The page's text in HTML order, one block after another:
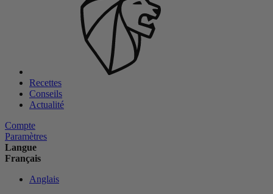
Recettes
Conseils
Actualité
Compte
Paramètres
Langue
Français
Anglais